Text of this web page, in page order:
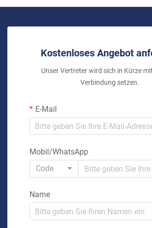
Kostenloses Angebot
Unser Vertreter wird sich in Kürze
Verbindung setzen.
E-Mail
Mobil/WhatsApp
Code
Name